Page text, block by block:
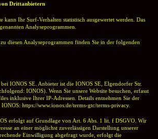
Drittanbietern
kann Ihr Surf-Verhalten statistisch ausgewertet werden. Das
Analyseprogrammen.
diesen Analyseprogrammen finden Sie in der folgenden
bei IONOS SE. Anbieter ist die IONOS SE, Elgendorfer Str.
IONOS). Wenn Sie unsere Website besuchen, erfasst
inklusive Ihrer IP-Adressen. Details entnehmen Sie der
https://www.ionos.de/terms-gtc/terms-privacy.
erfolgt auf Grundlage von Art. 6 Abs. 1 lit. f DSGVO. Wir
an einer möglichst zuverlässigen Darstellung unserer
Einwilligung abgefragt wurde, erfolgt die